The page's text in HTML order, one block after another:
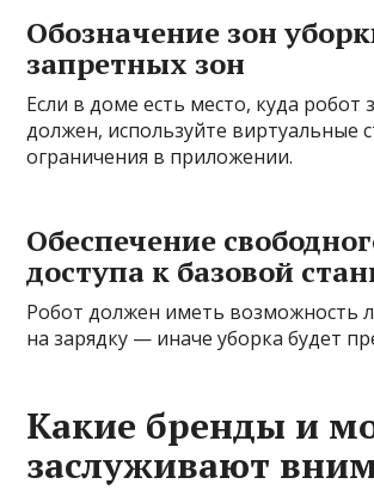
Обозначение зон
запретных зон
Если в доме есть место, куда робот
должен, используйте виртуальные
ограничения в приложении.
Обеспечение
доступа к базовой
Робот должен иметь возможность
на зарядку — иначе уборка будет
Какие бренды и
заслуживают